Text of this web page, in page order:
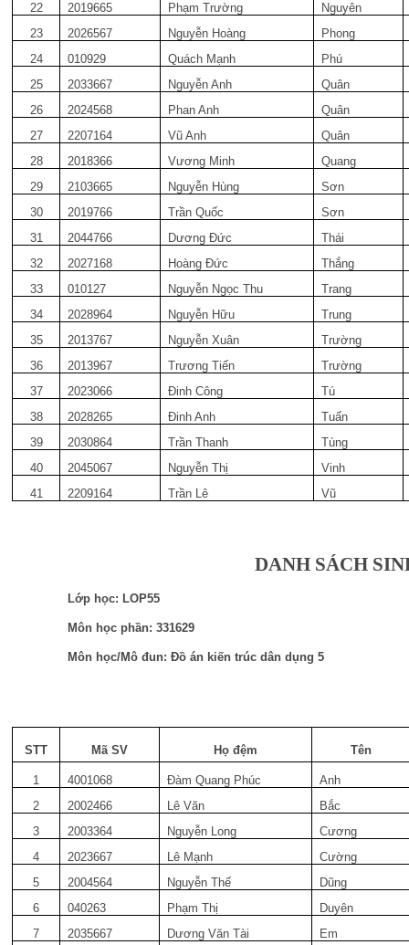
22
2019665 Phạm Trường
Nguyên
23
2026567 Nguyễn Hoàng
Phong
24
010929 Quách Mạnh
Phú
25
2033667 Nguyễn Anh
Quân
26
2024568 Phan Anh
Quân
27
2207164 Vũ Anh
Quân
28
2018366 Vương Minh
Quang
29
2103665 Nguyễn Hùng
Sơn
30
2019766 Trần Quốc
Sơn
31
2044766 Dương Đức
Thái
32
2027168 Hoàng Đức
Thắng
33
010127 Nguyễn Ngọc Thu
Trang
34
2028964 Nguyễn Hữu
Trung
35
2013767 Nguyễn Xuân
Trường
36
2013967 Trương Tiến
Trường
37
2023066 Đinh Công
Tú
38
2028265 Đinh Anh
Tuấn
39
2030864 Trần Thanh
Tùng
40
2045067 Nguyễn Thị
Vinh
41
2209164 Trần Lê Vũ
DANH SÁCH
Lớp học: LOP55
Môn học phần: 331629
Môn học/Mô đun: Đồ án kiến trúc dân dụng 5
STT Mã SV Họ đệm Tên
1 4001068 Đàm Quang Phúc
Anh
2
2002466 Lê Văn
Bắc
3
2003364 Nguyễn Long
Cương
4
2023667 Lê Mạnh
Cường
5
2004564 Nguyễn Thế
Dũng
6
040263 Phạm Thị
Duyên
7
2035667 Dương Văn Tài
Em